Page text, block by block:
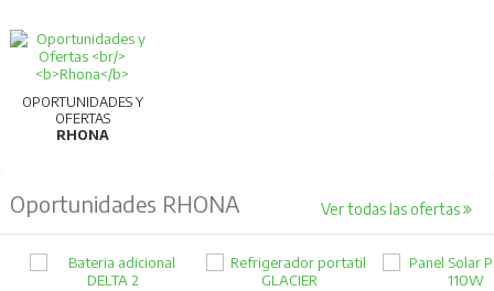
Para más información, consultar la ficha
técnica.
OPORTUNIDADES Y
OFERTAS
RHONA
Oportunidades RHONA Ver todas las ofertas